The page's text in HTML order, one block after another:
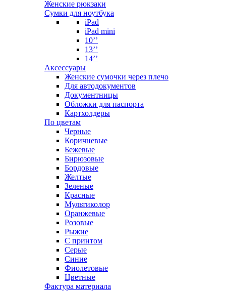
Женские рюкзаки
Сумки для ноутбука
iPad
iPad mini
10’’
13’’
14’’
Аксессуары
Женские сумочки через плечо
Для автодокументов
Документницы
Обложки для паспорта
Картхолдеры
По цветам
Черные
Коричневые
Бежевые
Бирюзовые
Бордовые
Желтые
Зеленые
Красные
Мультиколор
Оранжевые
Розовые
Рыжие
С принтом
Серые
Синие
Фиолетовые
Цветные
Фактура материала